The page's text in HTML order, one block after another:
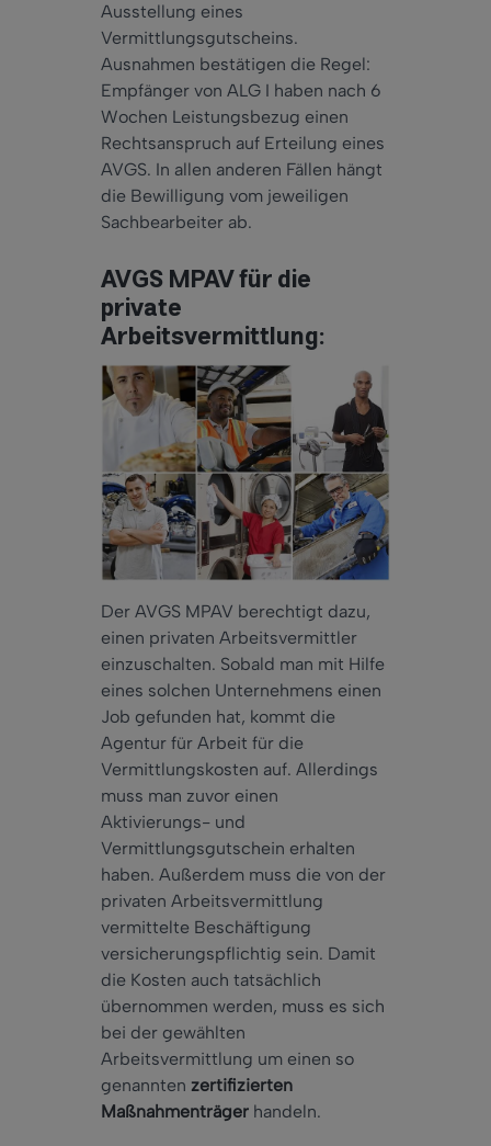
Ausstellung eines
Vermittlungsgutscheins.
Ausnahmen bestätigen die Regel:
Empfänger von ALG I haben nach 6
Wochen Leistungsbezug einen
Rechtsanspruch auf Erteilung eines
AVGS. In allen anderen Fällen hängt
die Bewilligung vom jeweiligen
Sachbearbeiter ab.
AVGS MPAV für die
private
Arbeitsvermittlung:
Der AVGS MPAV berechtigt dazu,
einen privaten Arbeitsvermittler
einzuschalten. Sobald man mit Hilfe
eines solchen Unternehmens einen
Job gefunden hat, kommt die
Agentur für Arbeit für die
Vermittlungskosten auf. Allerdings
muss man zuvor einen
Aktivierungs- und
Vermittlungsgutschein erhalten
haben. Außerdem muss die von der
privaten Arbeitsvermittlung
vermittelte Beschäftigung
versicherungspflichtig sein. Damit
die Kosten auch tatsächlich
übernommen werden, muss es sich
bei der gewählten
Arbeitsvermittlung um einen so
genannten zertifizierten
Maßnahmenträger handeln.